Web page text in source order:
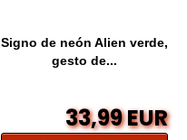
Signo de neón Alien verde,
gesto de...
33,99 EUR